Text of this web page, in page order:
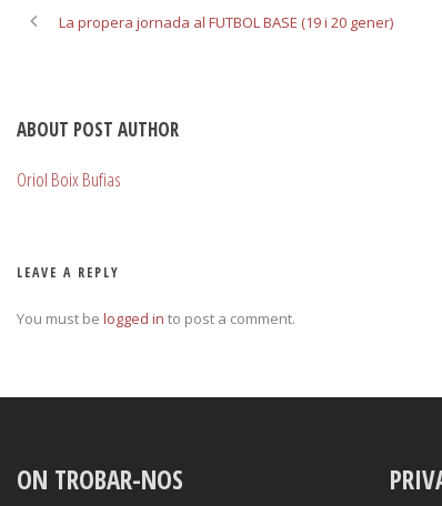
La propera jornada al FUTBOL BASE (19 i 20 gener)
ABOUT POST AUTHOR
Oriol Boix Bufias
LEAVE A REPLY
You must be logged in to post a comment.
ON TROBAR-NOS